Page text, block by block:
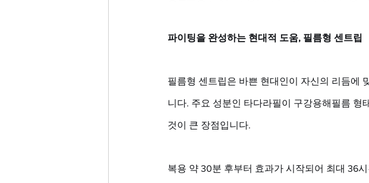
파이팅을 완성하는 현대적 도움, 필름형 센트립
필름형 센트립은 바쁜 현대인이 자신의 리듬에
니다. 주요 성분인 타다라필이 구강용해필름 형
것이 큰 장점입니다.
복용 약 30분 후부터 효과가 시작되어 최대 36